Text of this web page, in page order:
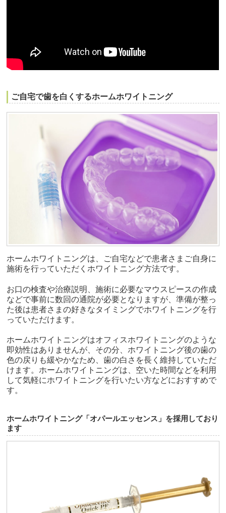
ご自宅で歯を白くするホームホワイトニング
ホームホワイトニングは、ご自宅などで患者さまご自身に
施術を行っていただくホワイトニング方法です。
お口の検査や治療説明、施術に必要なマウスピースの作成
などで事前に数回の通院が必要となりますが、準備が整っ
た後は患者さまの好きなタイミングでホワイトニングを行
っていただけます。
ホームホワイトニングはオフィスホワイトニングのような
即効性はありませんが、その分、ホワイトニング後の歯の
色の戻りも緩やかなため、歯の白さを長く維持していただ
けます。ホームホワイトニングは、空いた時間などを利用
して気軽にホワイトニングを行いたい方などにおすすめで
す。
ホームホワイトニング「オパールエッセンス」を採用しており
ます